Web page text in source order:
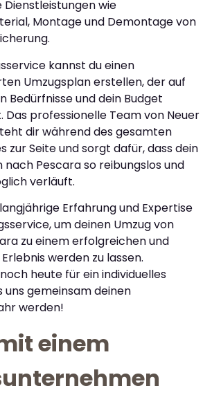
Dienstleistungen wie
Montage und Demontage von
kannst du einen
Umzugsplan erstellen, der auf
Bedürfnisse und dein Budget
Das professionelle Team von Neuer
dir während des gesamten
zur Seite und sorgt dafür, dass dein
nach Pescara so reibungslos und
verläuft.
Erfahrung und Expertise
um deinen Umzug von
zu einem erfolgreichen und
werden zu lassen.
noch heute für ein individuelles
uns gemeinsam deinen
werden!
einem